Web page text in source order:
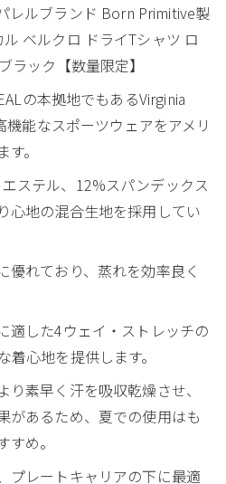
レルブランド Born Primitive製
ル ベルクロ ドライTシャツ ロ
ラック【数量限定】
の本拠地でもあるVirginia
能なスポーツウェアをアメリ
。
ステル、12%スパンデックス
心地の混合生地を採用してい
優れており、蒸れを効率良く
適した4ウェイ・ストレッチの
心地を提供します。
素早く汗を吸収乾燥させ、
があるため、夏での使用はも
め。
プレートキャリアの下に最適